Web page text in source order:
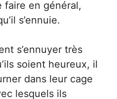
faire en général,
s’ennuie.
s’ennuyer très
soient heureux, il
dans leur cage
lesquels ils